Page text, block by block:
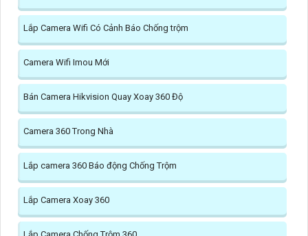
Lắp Camera Wifi Có Cảnh Báo Chống trộm
Camera Wifi Imou Mới
Bán Camera Hikvision Quay Xoay 360 Độ
Camera 360 Trong Nhà
Lắp camera 360 Báo động Chống Trộm
Lắp Camera Xoay 360